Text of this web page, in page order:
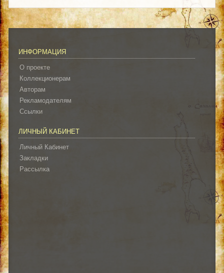
ИНФОРМАЦИЯ
О проекте
Коллекционерам
Авторам
Рекламодателям
Ссылки
ЛИЧНЫЙ КАБИНЕТ
Личный Кабинет
Закладки
Рассылка